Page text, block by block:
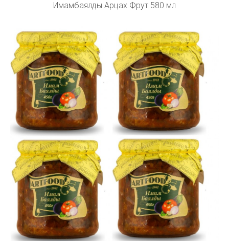
Имамбаялды Арцах Фрут 580 мл